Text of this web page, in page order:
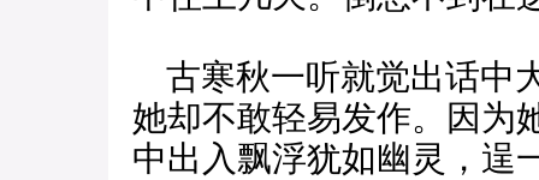
古寒秋一听就觉出话中
她却不敢轻易发作。因为
中出入飘浮犹如幽灵，逞